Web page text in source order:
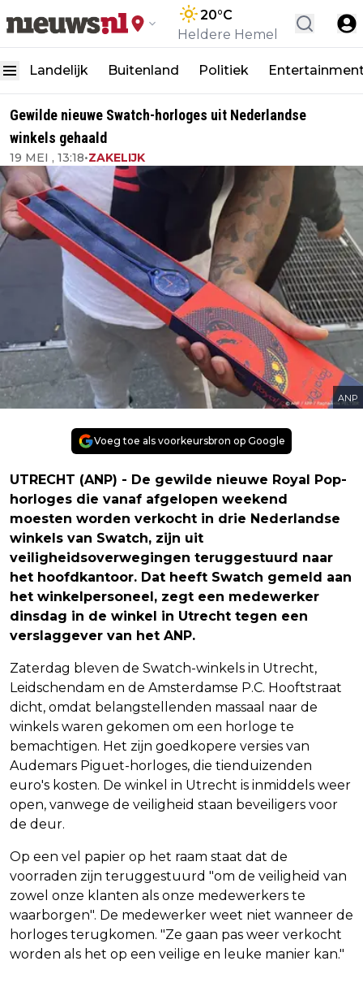
20°C
Heldere Hemel
Landelijk Buitenland Politiek
Gewilde nieuwe Swatch-horloges uit Nederlandse
winkels gehaald
19 MEI , 13:18•ZAKELIJK
ANP
Voeg toe als voorkeursbron op Google
UTRECHT (ANP) - De gewilde nieuwe Royal Pop-
horloges die vanaf afgelopen weekend
moesten worden verkocht in drie Nederlandse
winkels van Swatch, zijn uit
veiligheidsoverwegingen teruggestuurd naar
het hoofdkantoor. Dat heeft Swatch gemeld aan
het winkelpersoneel, zegt een medewerker
dinsdag in de winkel in Utrecht tegen een
verslaggever van het ANP.
Zaterdag bleven de Swatch-winkels in Utrecht,
Leidschendam en de Amsterdamse P.C. Hooftstraat
dicht, omdat belangstellenden massaal naar de
winkels waren gekomen om een horloge te
bemachtigen. Het zijn goedkopere versies van
Audemars Piguet-horloges, die tienduizenden
euro's kosten. De winkel in Utrecht is inmiddels weer
open, vanwege de veiligheid staan beveiligers voor
de deur.
Op een vel papier op het raam staat dat de
voorraden zijn teruggestuurd "om de veiligheid van
zowel onze klanten als onze medewerkers te
waarborgen". De medewerker weet niet wanneer de
horloges terugkomen. "Ze gaan pas weer verkocht
worden als het op een veilige en leuke manier kan."